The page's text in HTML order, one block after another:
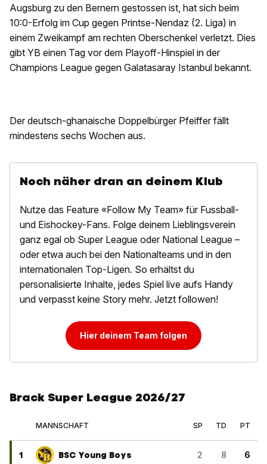
Augsburg zu den Bernern gestossen ist, hat sich beim
10:0-Erfolg im Cup gegen Printse-Nendaz (2. Liga) in
einem Zweikampf am rechten Oberschenkel verletzt. Dies
gibt YB einen Tag vor dem Playoff-Hinspiel in der
Champions League gegen Galatasaray Istanbul bekannt.
Der deutsch-ghanaische Doppelbürger Pfeiffer fällt
mindestens sechs Wochen aus.
Noch näher dran an deinem Klub
Nutze das Feature «Follow My Team» für Fussball-
und Eishockey-Fans. Folge deinem Lieblingsverein
ganz egal ob Super League oder National League –
oder etwa auch bei den Nationalteams und in den
internationalen Top-Ligen. So erhältst du
personalisierte Inhalte, jedes Spiel live aufs Handy
und verpasst keine Story mehr. Jetzt followen!
Hier deinem Team folgen
Brack Super League 2026/27
MANNSCHAFT SP TD PT
1 BSC Young Boys 2 8 6